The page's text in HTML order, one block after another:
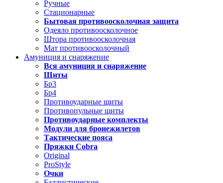
Ручные
Стационарные
Бытовая противоосколочная защита
Одеяло противоосколочное
Штора противоосколочная
Мат противоосколочный
Амуниция и снаряжение
Вся амуниция и снаряжение
Щиты
Бр3
Бр4
Противоударные щиты
Противопульные щиты
Противоударные комплекты
Модули для бронежилетов
Тактические пояса
Пряжки Cobra
Original
ProStyle
Очки